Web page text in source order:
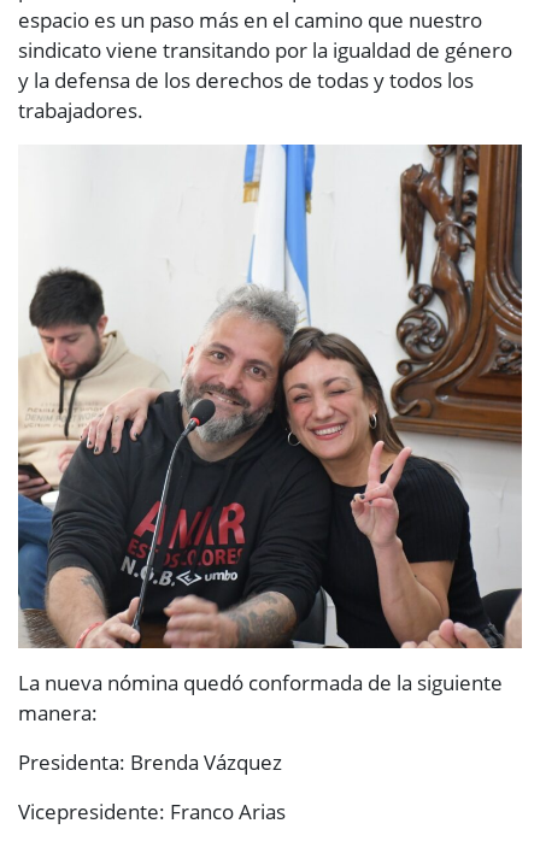
espacio es un paso más en el camino que nuestro
sindicato viene transitando por la igualdad de género
y la defensa de los derechos de todas y todos los
trabajadores.
La nueva nómina quedó conformada de la siguiente
manera:
Presidenta: Brenda Vázquez
Vicepresidente: Franco Arias